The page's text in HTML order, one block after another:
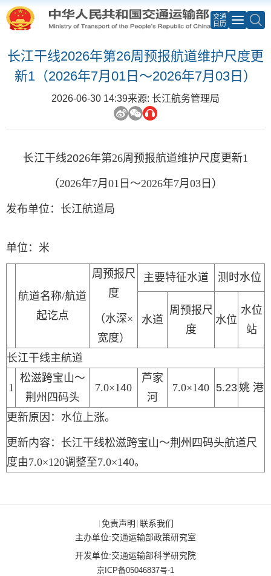
交通
日历
长江干线2026年第26周预报航道维护尺度更
新1（2026年7月01日～2026年7月03日）
2026-06-30 14:39来源: 长江航务管理局
长江干线2026年第26周预报航道维护尺度更新1
（2026年7月 01 日～2026年7月 03 日）
发布单位：长江航道局
单位： 米
航道名称/航道
起讫点
周 预报尺
度
（水深×
宽度）
主要特征水道 测时水位
水道
周 预报尺
度
水位
水位
站
长江干线主航道
1
松滋跨宝山～
荆州四码头
7.0×140
芦家
河
7.0×140 5.23姚 港
更新原因：水位上涨。
更新内容：长江干线松滋跨宝山～荆州四码头航道尺
度由7.0×120调整至7.0×140。
| 免责声明 | 联系我们
主办单位:交通运输部政策研究室
开发单位:交通运输部科学研究院
京ICP备05046837号-1